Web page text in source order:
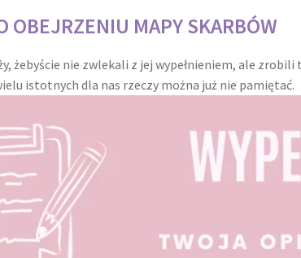
OBEJRZENIU MAPY SKARBÓW
żebyście nie zwlekali z jej wypełnieniem, ale
istotnych dla nas rzeczy można już nie pamiętać.